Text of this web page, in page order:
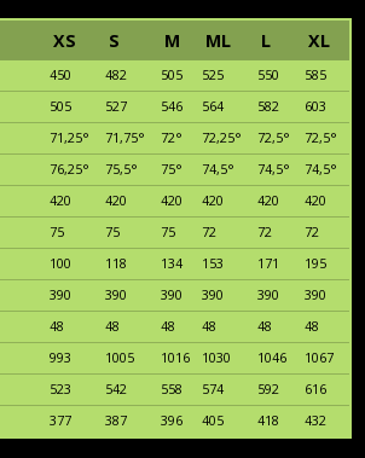
XS S M ML L XL
450 482 505 525 550
585
505 527 546 564 582
603
71,25° 71,75° 72° 72,25° 72,5°
72,5°
76,25° 75,5° 75° 74,5° 74,5°
74,5°
420 420 420 420 420
420
75 75 75 72 72
72
100 118 134 153 171
195
390 390 390 390 390
390
48 48 48 48 48
48
993 1005 1016 1030 1046
1067
523 542 558 574 592
616
377 387 396 405 418 432